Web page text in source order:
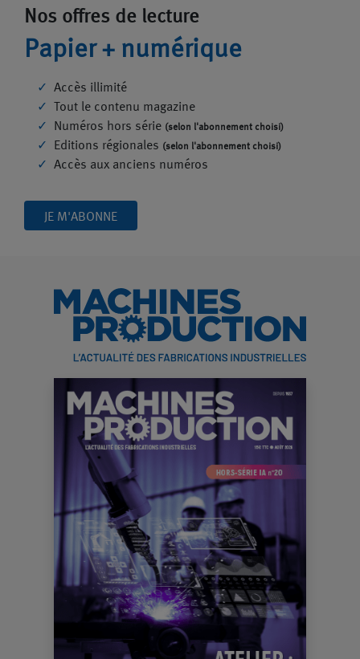
Nos offres de lecture
Papier + numérique
Accès illimité
Tout le contenu magazine
Numéros hors série (selon l'abonnement choisi)
Editions régionales (selon l'abonnement choisi)
Accès aux anciens numéros
JE M'ABONNE